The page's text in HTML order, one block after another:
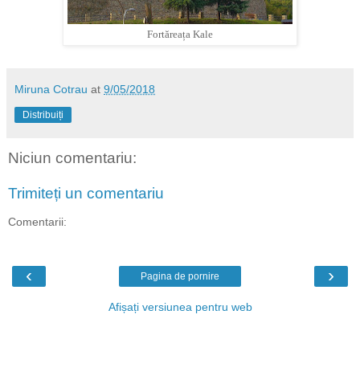
Fortăreața Kale
Miruna Cotrau at 9/05/2018
Distribuiți
Niciun comentariu:
Trimiteți un comentariu
Comentarii:
‹ ›
Pagina de pornire
Afișați versiunea pentru web